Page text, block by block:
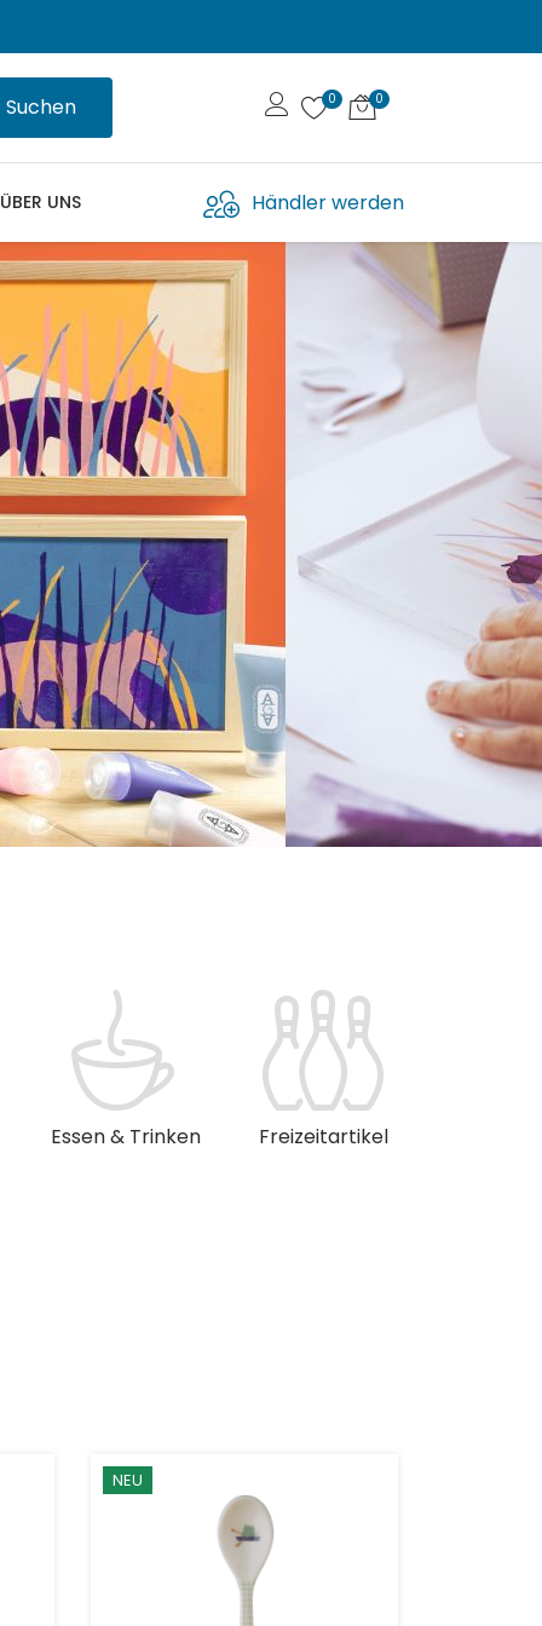
Suchen
ÜBER UNS Händler werden
Essen & Trinken Freizeitartikel
NEU